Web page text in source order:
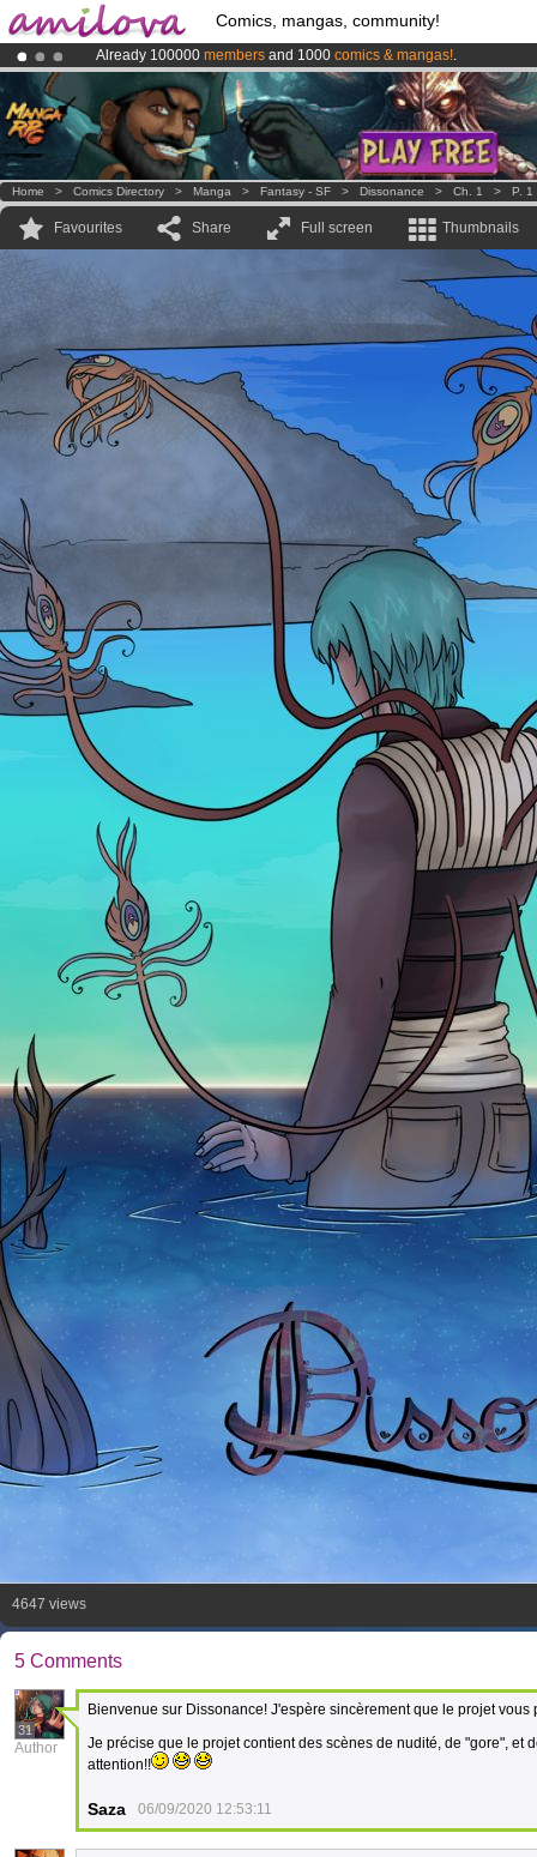
Comics, mangas, community!
Already 100000 members and 1000 comics & mangas!.
Premium membership from3.95 eurosper month !Get membership
AmilovaKickstarter is now LIVE!.
Home > Comics Directory > Manga > Fantasy - SF > Dissonance > Ch. 1 > P. 1
Favourites Share Full screen Thumbnails
4647 views
5 Comments
31
Author
Bienvenue sur Dissonance! J'espère sincèrement que le projet vous
Je précise que le projet contient des scènes de nudité, de "gore", et
attention!!
Saza 06/09/2020 12:53:11